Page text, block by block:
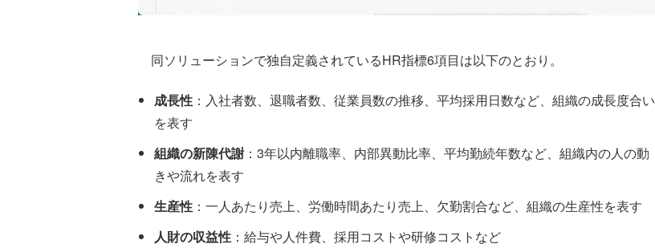
同ソリューションで独自定義されているHR指標6項目は以下のとおり。
成長性 ：入社者数、退職者数、従業員数の推移、平均採用日数など、組織の成長度合い
を表す
組織の新陳代謝 ：3年以内離職率、内部異動比率、平均勤続年数など、組織内の人の動
きや流れを表す
生産性 ：一人あたり売上、労働時間あたり売上、欠勤割合など、組織の生産性を表す
人財の収益性 ：給与や人件費、採用コストや研修コストなど